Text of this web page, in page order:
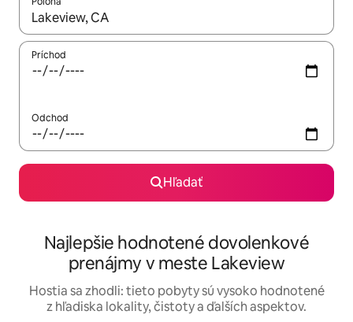
Keď budú výsledky k dispozícii, môžete si ich prechádzať
Príchod
Odchod
Hľadať
Najlepšie hodnotené dovolenkové
prenájmy v meste Lakeview
Hostia sa zhodli: tieto pobyty sú vysoko hodnotené
z hľadiska lokality, čistoty a ďalších aspektov.